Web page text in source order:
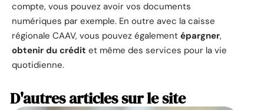
compte, vous pouvez avoir vos documents
numériques par exemple. En outre avec la caisse
régionale CAAV, vous pouvez également épargner,
obtenir du crédit et même des services pour la vie
quotidienne.
D'autres articles sur le site